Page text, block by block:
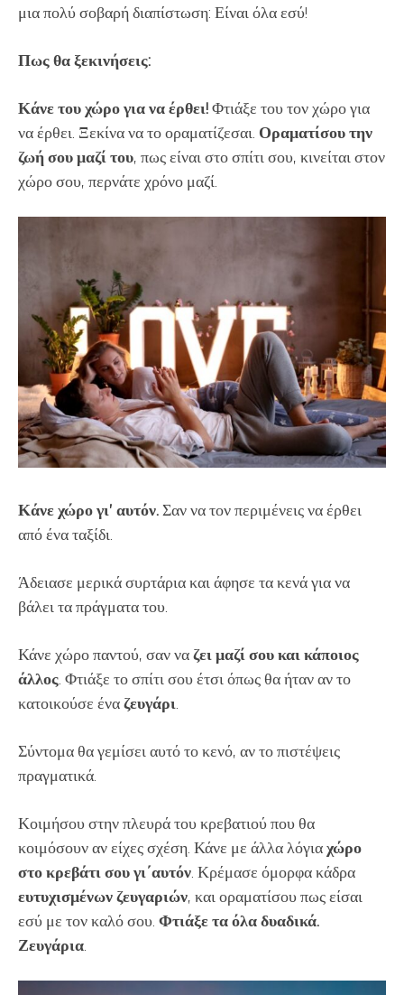
μια πολύ σοβαρή διαπίστωση: Είναι όλα εσύ!
Πως θα ξεκινήσεις:
Κάνε του χώρο για να έρθει!Φτιάξε του τον χώρο για
να έρθει. Ξεκίνα να το οραματίζεσαι. Οραματίσου την
ζωή σου μαζί του, πως είναι στο σπίτι σου, κινείται στον
χώρο σου, περνάτε χρόνο μαζί.
Κάνε χώρο γι’ αυτόν.Σαν να τον περιμένεις να έρθει
από ένα ταξίδι.
Άδειασε μερικά συρτάρια και άφησε τα κενά για να
βάλει τα πράγματα του.
Κάνε χώρο παντού, σαν ναζει μαζί σου και κάποιος
άλλος. Φτιάξε το σπίτι σου έτσι όπως θα ήταν αν το
κατοικούσε έναζευγάρι.
Σύντομα θα γεμίσει αυτό το κενό, αν το πιστέψεις
πραγματικά.
Κοιμήσου στην πλευρά του κρεβατιού που θα
κοιμόσουν αν είχες σχέση. Κάνε με άλλα λόγιαχώρο
στο κρεβάτι σου γι΄αυτόν. Κρέμασε όμορφα κάδρα
ευτυχισμένων ζευγαριών, και οραματίσου πως είσαι
εσύ με τον καλό σου. Φτιάξε τα όλα δυαδικά.
Ζευγάρια.